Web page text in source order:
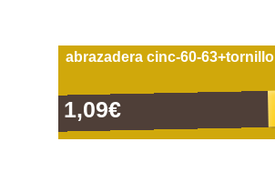
abrazadera cinc-60-63+tornillo
1,09€